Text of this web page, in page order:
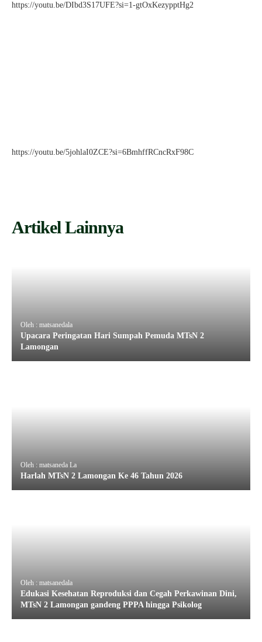
https://youtu.be/DIbd3S17UFE?si=1-gtOxKezypptHg2
https://youtu.be/5johlaI0ZCE?si=6BmhffRCncRxF98C
Artikel Lainnya
Oleh : matsanedala
Upacara Peringatan Hari Sumpah Pemuda MTsN 2
Lamongan
Oleh : matsaneda La
Harlah MTsN 2 Lamongan Ke 46 Tahun 2026
Oleh : matsanedala
Edukasi Kesehatan Reproduksi dan Cegah Perkawinan Dini,
MTsN 2 Lamongan gandeng PPPA hingga Psikolog